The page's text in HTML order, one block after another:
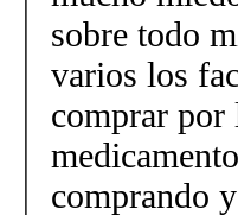
sobre todo
varios los
comprar por
comprando